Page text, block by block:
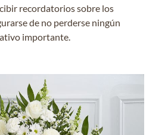
recordatorios sobre los
de no perderse ningún
importante.